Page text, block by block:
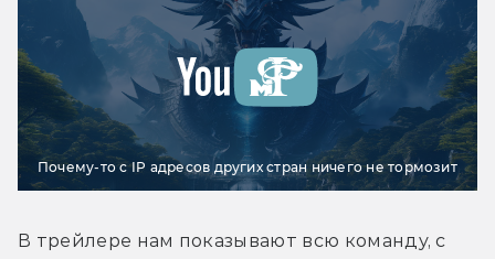
Почему-то с IP адресов других стран ничего не тормозит
В трейлере нам показывают всю команду, с